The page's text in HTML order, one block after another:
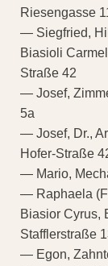
Riesengasse
— Siegfried,
Biasioli
Straße 42
— Josef,
5a
— Josef, Dr.,
Hofer-Straße
— Mario,
— Raphaela
Biasior Cyrus,
Stafflerstraße
— Egon,